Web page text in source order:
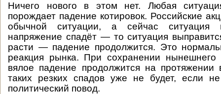
Ничего нового в этом нет. Любая
порождает падение котировок. Российские
обычной ситуации, а сейчас ситуация
напряжение спадёт — то ситуация
расти — падение продолжится. Это
реакция рынка. При сохранении
вялое падение продолжится на протяжении
таких резких спадов уже не будет, если
политический повод.